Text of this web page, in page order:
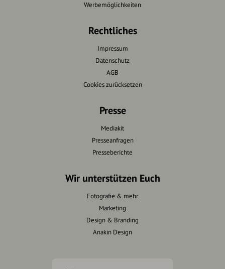
Werbemöglichkeiten
Rechtliches
Impressum
Datenschutz
AGB
Cookies zurücksetzen
Presse
Mediakit
Presseanfragen
Presseberichte
Wir unterstützen Euch
Fotografie & mehr
Marketing
Design & Branding
Anakin Design